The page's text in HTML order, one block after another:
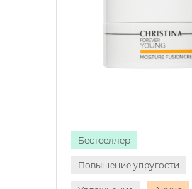
Бестселлер
Повышение упругости